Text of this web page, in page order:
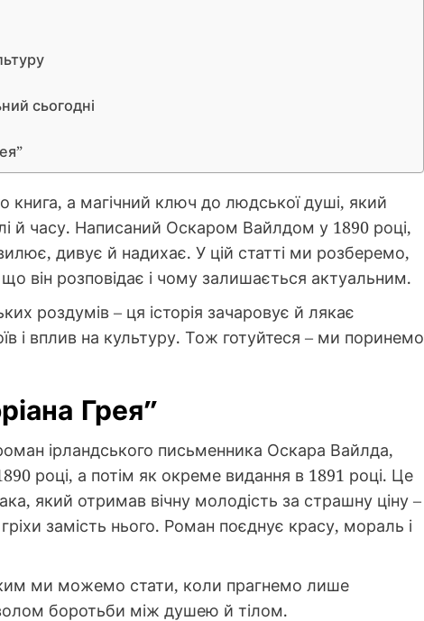
сьогодні
книга, а магічний ключ до людської душі, який
й часу. Написаний Оскаром Вайлдом у 1890 році,
дивує й надихає. У цій статті ми розберемо,
він розповідає і чому залишається актуальним.
роздумів – ця історія зачаровує й лякає
і вплив на культуру. Тож готуйтеся – ми поринемо
Грея”
ірландського письменника Оскара Вайлда,
році, а потім як окреме видання в 1891 році. Це
який отримав вічну молодість за страшну ціну –
замість нього. Роман поєднує красу, мораль і
ми можемо стати, коли прагнемо лише
боротьби між душею й тілом.